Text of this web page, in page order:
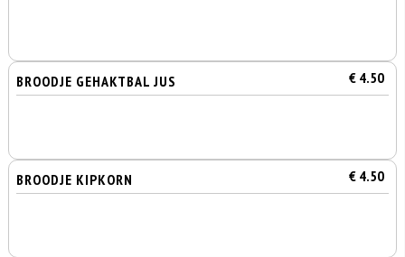
BROODJE GEHAKTBAL JUS € 4.50
BROODJE KIPKORN € 4.50